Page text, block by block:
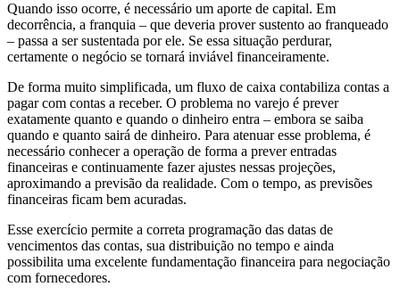
Quando isso ocorre, é necessário um aporte de capital. Em
decorrência, a franquia – que deveria prover sustento ao franqueado
– passa a ser sustentada por ele. Se essa situação perdurar,
certamente o negócio se tornará inviável financeiramente.
De forma muito simplificada, um fluxo de caixa contabiliza contas a
pagar com contas a receber. O problema no varejo é prever
exatamente quanto e quando o dinheiro entra – embora se saiba
quando e quanto sairá de dinheiro. Para atenuar esse problema, é
necessário conhecer a operação de forma a prever entradas
financeiras e continuamente fazer ajustes nessas projeções,
aproximando a previsão da realidade. Com o tempo, as previsões
financeiras ficam bem acuradas.
Esse exercício permite a correta programação das datas de
vencimentos das contas, sua distribuição no tempo e ainda
possibilita uma excelente fundamentação financeira para negociação
com fornecedores.